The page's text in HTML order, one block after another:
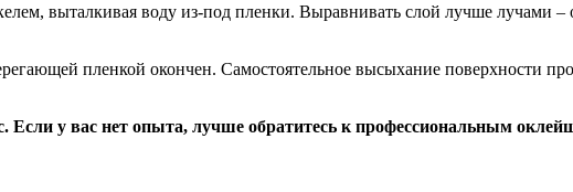
выталкивая воду из-под пленки. Выравнивать слой лучше лучами –
пленкой окончен. Самостоятельное высыхание поверхности
у вас нет опыта, лучше обратитесь к профессиональным